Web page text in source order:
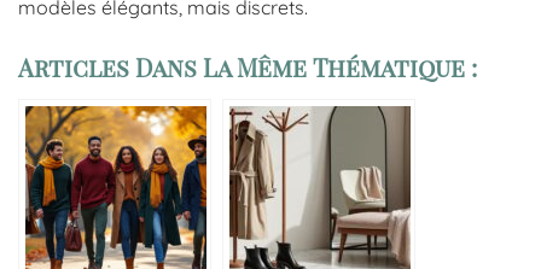
modèles élégants, mais discrets.
Articles Dans La Même Thématique :